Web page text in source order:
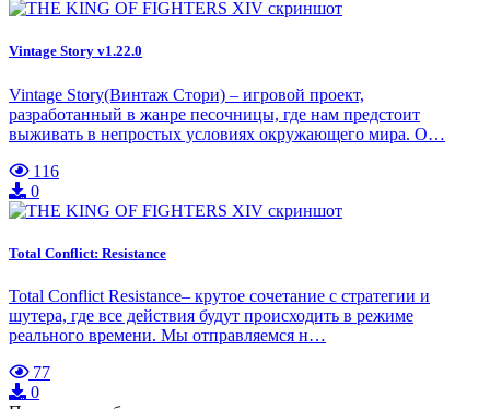
Vintage Story v1.22.0
Vintage Story(Винтаж Стори) – игровой проект,
разработанный в жанре песочницы, где нам предстоит
выживать в непростых условиях окружающего мира. О…
116
0
Total Conflict: Resistance
Total Conflict Resistance– крутое сочетание с стратегии и
шутера, где все действия будут происходить в режиме
реального времени. Мы отправляемся н…
77
0